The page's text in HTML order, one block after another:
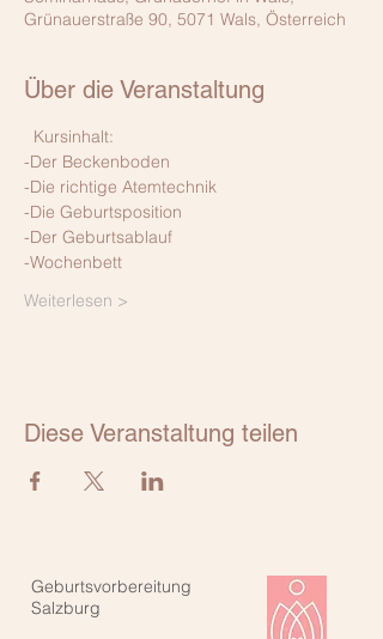
Grünauerstraße 90, 5071 Wals, Österreich
Über die Veranstaltung
Kursinhalt:
-Der Beckenboden
-Die richtige Atemtechnik
-Die Geburtsposition
-Der Geburtsablauf
-Wochenbett
Weiterlesen >
Diese Veranstaltung teilen
Geburtsvorbereitung
Salzburg